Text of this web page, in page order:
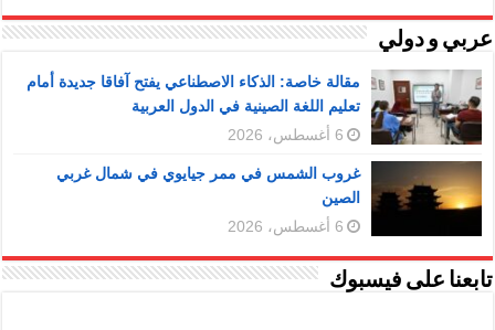
عربي و دولي
مقالة خاصة: الذكاء الاصطناعي يفتح آفاقا جديدة أمام
تعليم اللغة الصينية في الدول العربية
6 أغسطس، 2026
غروب الشمس في ممر جيايوي في شمال غربي
الصين
6 أغسطس، 2026
تابعنا على فيسبوك